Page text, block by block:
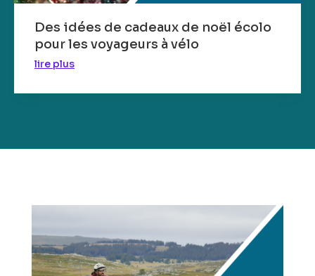
Des idées de cadeaux de noël écolo
pour les voyageurs à vélo
lire plus